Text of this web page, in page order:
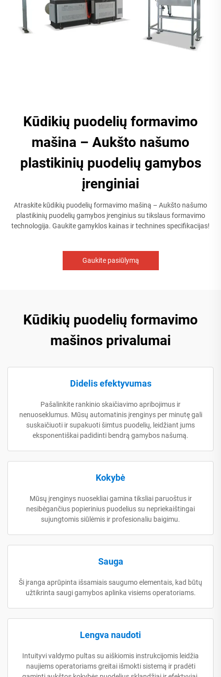
Kūdikių puodelių formavimo
mašina – Aukšto našumo
plastikinių puodelių gamybos
įrenginiai
Atraskite kūdikių puodelių formavimo mašiną – Aukšto našumo
plastikinių puodelių gamybos įrenginius su tikslaus formavimo
technologija. Gaukite gamyklos kainas ir technines specifikacijas!
Gaukite pasiūlymą
Kūdikių puodelių formavimo
mašinos privalumai
Didelis efektyvumas
Pašalinkite rankinio skaičiavimo apribojimus ir
nenuoseklumus. Mūsų automatinis įrenginys per minutę gali
suskaičiuoti ir supakuoti šimtus puodelių, leidžiant jums
eksponentiškai padidinti bendrą gamybos našumą.
Kokybė
Mūsų įrenginys nuosekliai gamina tiksliai paruoštus ir
nesibėgančius popierinius puodelius su nepriekaištingai
sujungtomis siūlėmis ir profesionaliu baigimu.
Sauga
Ši įranga aprūpinta išsamiais saugumo elementais, kad būtų
užtikrinta saugi gamybos aplinka visiems operatoriams.
Lengva naudoti
Intuityvi valdymo pultas su aiškiomis instrukcijomis leidžia
naujiems operatoriams greitai išmokti sistemą ir pradėti